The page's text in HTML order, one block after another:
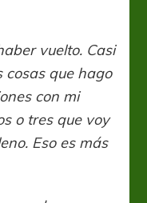
vuelto. Casi
cosas que hago
con mi
o tres que voy
Eso es más